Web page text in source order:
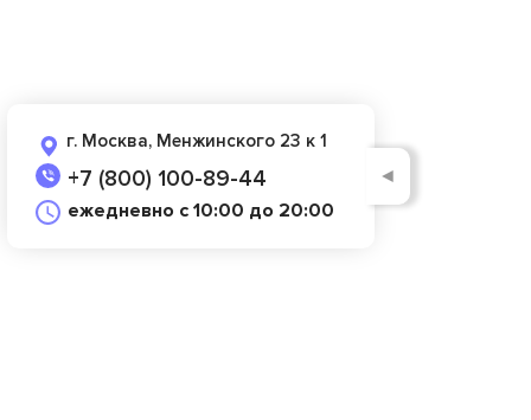
г. Москва, Менжинского 23 к 1
+7 (800) 100-89-44
ежедневно с 10:00 до 20:00
◄